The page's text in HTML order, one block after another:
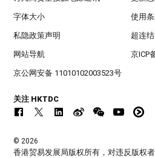
字体大小 使用
私隐政策声明 超连
网站导航 京ICP
京公网安备 11010102003523号
关注 HKTDC
© 2026
香港贸易发展局版权所有，对违反版权者